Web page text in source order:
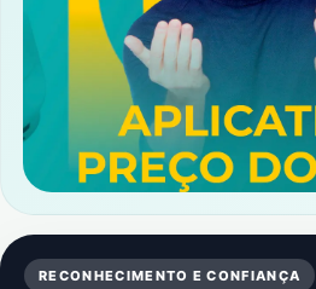
RECONHECIMENTO E CONFIANÇA